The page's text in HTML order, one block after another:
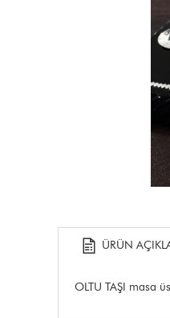
ÜRÜN
OLTU TAŞI masa